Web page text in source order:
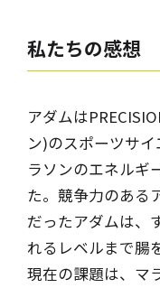
私たちの感想
アダムは
ン)のスポーツサ
ラソンのエネルギ
た。競争力のある
だったアダムは、
れるレベルまで腸
現在の課題は、マ